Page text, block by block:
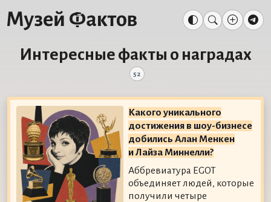
Интересные факты о наградах
52
Какого уникального
достижения в шоу-бизнесе
добились Алан Менкен
и Лайза Миннелли?
Аббревиатура EGOT
объединяет людей, которые
получили четыре